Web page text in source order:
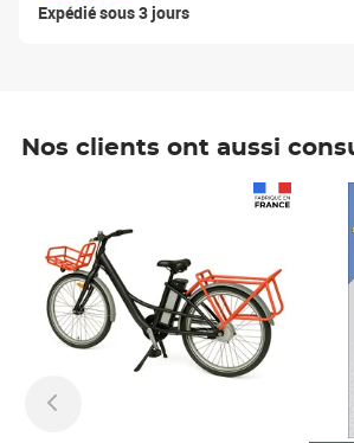
Expédié sous 3 jours
Nos clients ont aussi
Prix